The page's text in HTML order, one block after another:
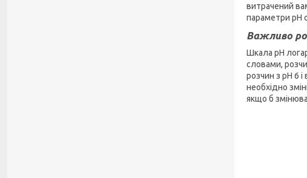
витрачений
параметри pH
Важливо
Шкала pH
словами,
розчин з pH 6
необхідно
якщо б